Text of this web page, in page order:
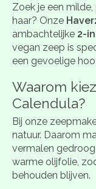
Zoek je een
haar? Onze
ambachtelijke 2-
vegan zeep is
een gevoelige
Waarom
Calendula?
Bij onze
natuur. Daarom
vermalen
warme olijfolie,
behouden blijven.